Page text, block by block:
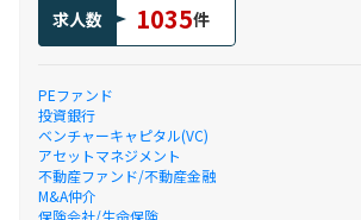
求人数 1035件
PEファンド
投資銀行
ベンチャーキャピタル(VC)
アセットマネジメント
不動産ファンド/不動産金融
M&A仲介
保険会社/生命保険